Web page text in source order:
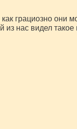
грациозно они
нас видел такое